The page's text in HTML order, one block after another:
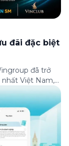
đãi đặc biệt
đã trở
Việt Nam,
Á theo bảng
niệm 33 năm
trân […]